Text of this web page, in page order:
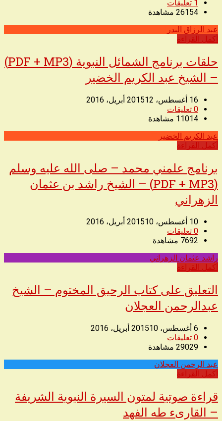
1 تعليقات
26154 مشاهدة
عبد الرزاق البدر
أكمل القراءة
حلقات برنامج الشمائل النبوية (PDF + MP3)
– الشيخ عبد الكريم الخضير
16 أغسطس، 2015
12 أبريل، 2016
0 تعليقات
11014 مشاهدة
عبد الكريم الخضير
أكمل القراءة
برنامج علمني محمد – صلى الله عليه وسلم
(PDF + MP3) – الشيخ راشد بن عثمان
الزهراني
10 أغسطس، 2015
10 أبريل، 2016
0 تعليقات
7692 مشاهدة
راشد عثمان الزهراني
أكمل القراءة
التعليق على كتاب الرحيق المختوم – الشيخ
عبدالرحمن العجلان
6 أغسطس، 2015
10 أبريل، 2016
0 تعليقات
29029 مشاهدة
عبد الرحمن العجلان
أكمل القراءة
قراءة صوتية لمتون السيرة النبوية الشريفة
– القارىء طه الفهد